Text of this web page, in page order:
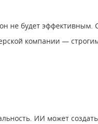
не будет эффективным.
компании —
ИИ может создать